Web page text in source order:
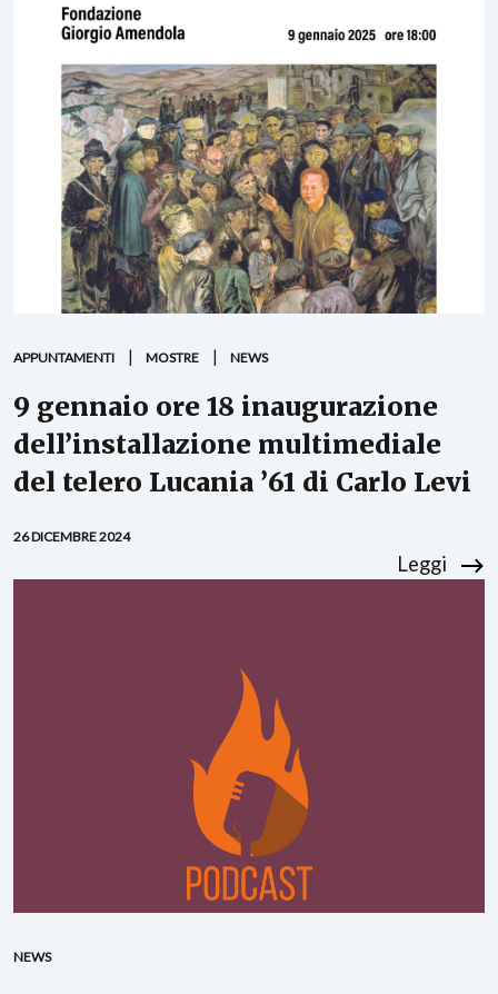
APPUNTAMENTI MOSTRE NEWS
9 gennaio ore 18 inaugurazione
dell’installazione multimediale
del telero Lucania ’61 di Carlo Levi
26 DICEMBRE 2024
Leggi
NEWS